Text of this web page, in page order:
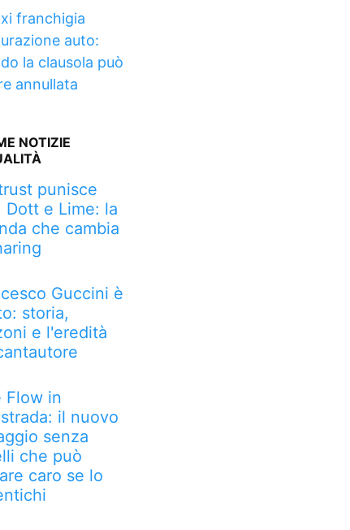
franchigia
auto:
la clausola può
annullata
NOTIZIE
punisce
Dott e Lime: la
che cambia
Guccini è
storia,
e l'eredità
Flow in
il nuovo
senza
che può
caro se lo